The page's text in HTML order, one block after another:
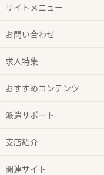
サイトメニュー
お問い合わせ
求人特集
おすすめコンテンツ
派遣サポート
支店紹介
関連サイト